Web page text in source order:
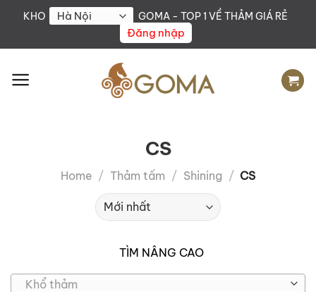
KHO GOMA - TOP 1 VỀ THẢM GIÁ RẺ
Đăng nhập
CS
Home / Thảm tấm / Shining / CS
TÌM NÂNG CAO
Khổ thảm